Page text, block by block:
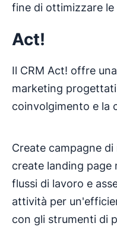
fine di ottimizzare le
Act!
Il CRM Act! offre
marketing
coinvolgimento e la
Create campagne
create landing
flussi di lavoro e
attività per
con gli strumenti di